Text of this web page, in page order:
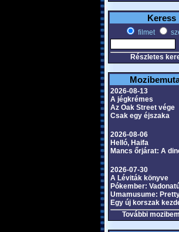
Keress
filmet
Részletes
2026-08-13
A jégkrémes
Az Oak Street vége
Csak egy éjszaka
2026-08-06
Helló, Haifa
Mancs őrjárat: A
2026-07-30
A Léviták könyve
Pókember:
Umamusume:
Egy új korszak
További